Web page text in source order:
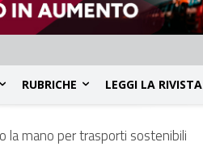
RUBRICHE LEGGI LA RIVISTA
la mano per trasporti sostenibili